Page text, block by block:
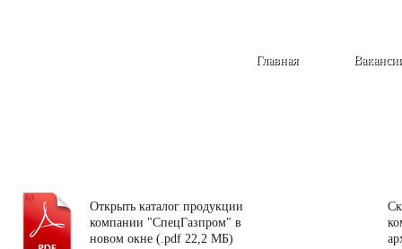
Главная
Открыть каталог продукции
компании "СпецГазпром" в
новом окне (.pdf 22,2 МБ)